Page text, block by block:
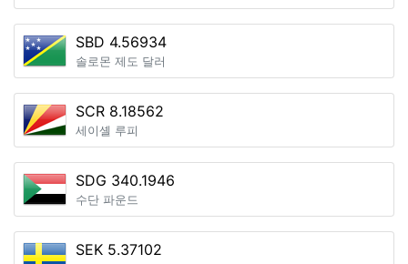
SBD 4.56934
솔로몬 제도 달러
SCR 8.18562
세이셸 루피
SDG 340.1946
수단 파운드
SEK 5.37102